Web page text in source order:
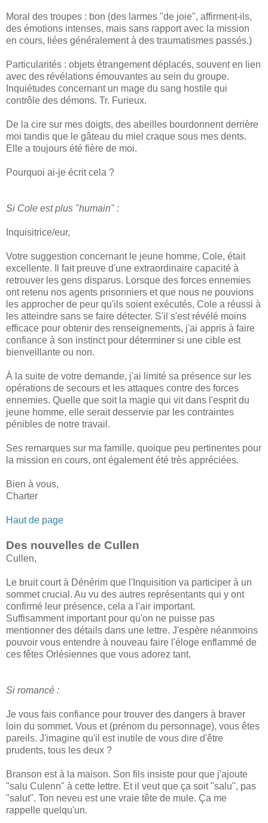
Moral des troupes : bon (des larmes "de joie", affirment-ils,
des émotions intenses, mais sans rapport avec la mission
en cours, liées généralement à des traumatismes passés.)
Particularités : objets étrangement déplacés, souvent en lien
avec des révélations émouvantes au sein du groupe.
Inquiétudes concernant un mage du sang hostile qui
contrôle des démons. Tr. Furieux.
De la cire sur mes doigts, des abeilles bourdonnent derrière
moi tandis que le gâteau du miel craque sous mes dents.
Elle a toujours été fière de moi.
Pourquoi ai-je écrit cela ?
Si Cole est plus "humain" :
Inquisitrice/eur,
Votre suggestion concernant le jeune homme, Cole, était
excellente. Il fait preuve d'une extraordinaire capacité à
retrouver les gens disparus. Lorsque des forces ennemies
ont retenu nos agents prisonniers et que nous ne pouvions
les approcher de peur qu'ils soient exécutés, Cole a réussi à
les atteindre sans se faire détecter. S'il s'est révélé moins
efficace pour obtenir des renseignements, j'ai appris à faire
confiance à son instinct pour déterminer si une cible est
bienveillante ou non.
À la suite de votre demande, j'ai limité sa présence sur les
opérations de secours et les attaques contre des forces
ennemies. Quelle que soit la magie qui vit dans l'esprit du
jeune homme, elle serait desservie par les contraintes
pénibles de notre travail.
Ses remarques sur ma famille, quoique peu pertinentes pour
la mission en cours, ont également été très appréciées.
Bien à vous,
Charter
Haut de page
Des nouvelles de Cullen
Cullen,
Le bruit court à Dénérim que l'Inquisition va participer à un
sommet crucial. Au vu des autres représentants qui y ont
confirmé leur présence, cela a l'air important.
Suffisamment important pour qu'on ne puisse pas
mentionner des détails dans une lettre. J'espère néanmoins
pouvoir vous entendre à nouveau faire l'éloge enflammé de
ces fêtes Orlésiennes que vous adorez tant.
Si romancé :
Je vous fais confiance pour trouver des dangers à braver
loin du sommet. Vous et (prénom du personnage), vous êtes
pareils. J'imagine qu'il est inutile de vous dire d'être
prudents, tous les deux ?
Branson est à la maison. Son fils insiste pour que j'ajoute
"salu Culenn" à cette lettre. Et il veut que ça soit "salu", pas
"salut". Ton neveu est une vraie tête de mule. Ça me
rappelle quelqu'un.